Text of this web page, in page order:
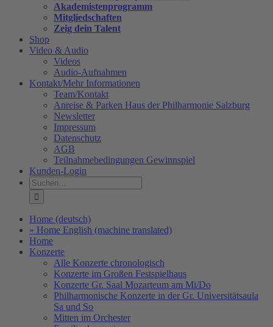
Akademistenprogramm
Mitgliedschaften
Zeig dein Talent
Shop
Video & Audio
Videos
Audio-Aufnahmen
Kontakt/Mehr Informationen
Team/Kontakt
Anreise & Parken Haus der Philharmonie Salzburg
Newsletter
Impressum
Datenschutz
AGB
Teilnahmebedingungen Gewinnspiel
Kunden-Login
Suche
nach:
Home (deutsch)
» Home English (machine translated)
Home
Konzerte
Alle Konzerte chronologisch
Konzerte im Großen Festspielhaus
Konzerte Gr. Saal Mozarteum am Mi/Do
Philharmonische Konzerte in der Gr. Universitätsaula
Sa und So
Mitten im Orchester